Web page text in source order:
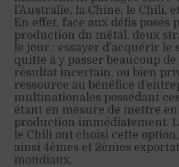
l’Australie, la Chine, le Chili,
En effet, face aux défis posés
production du métal, deux
le jour : essayer d’acquérir le
quitte à y passer beaucoup
résultat incertain, ou bien
ressource au bénéfice
multinationales possédant
étant en mesure de mettre
production immédiatement.
le Chili ont choisi cette
ainsi 4èmes et 2èmes
mondiaux.